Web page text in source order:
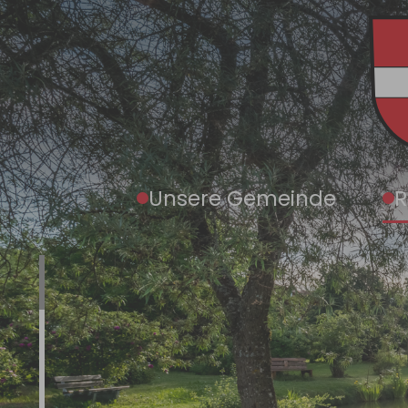
Zum Hauptinhalt springen
Unsere Gemeinde